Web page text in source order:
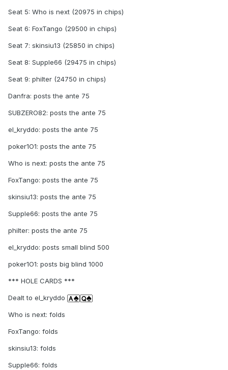
Seat 5: Who is next (20975 in chips)
Seat 6: FoxTango (29500 in chips)
Seat 7: skinsiu13 (25850 in chips)
Seat 8: Supple66 (29475 in chips)
Seat 9: phiIter (24750 in chips)
Danfra: posts the ante 75
SUBZERO82: posts the ante 75
el_kryddo: posts the ante 75
poker1O1: posts the ante 75
Who is next: posts the ante 75
FoxTango: posts the ante 75
skinsiu13: posts the ante 75
Supple66: posts the ante 75
phiIter: posts the ante 75
el_kryddo: posts small blind 500
poker1O1: posts big blind 1000
*** HOLE CARDS ***
Dealt to el_kryddo
Who is next: folds
FoxTango: folds
skinsiu13: folds
Supple66: folds